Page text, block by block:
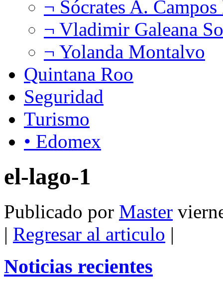
¬ Sócrates A.
¬ Vladimir Galeana
¬ Yolanda Montalvo
Quintana Roo
Seguridad
Turismo
• Edomex
el-lago-1
Publicado por Master
| Regresar al articulo |
Noticias recientes